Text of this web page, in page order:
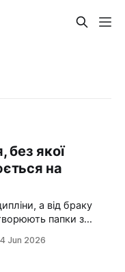
без якої
на
а від браку
папки з
Jun 2026